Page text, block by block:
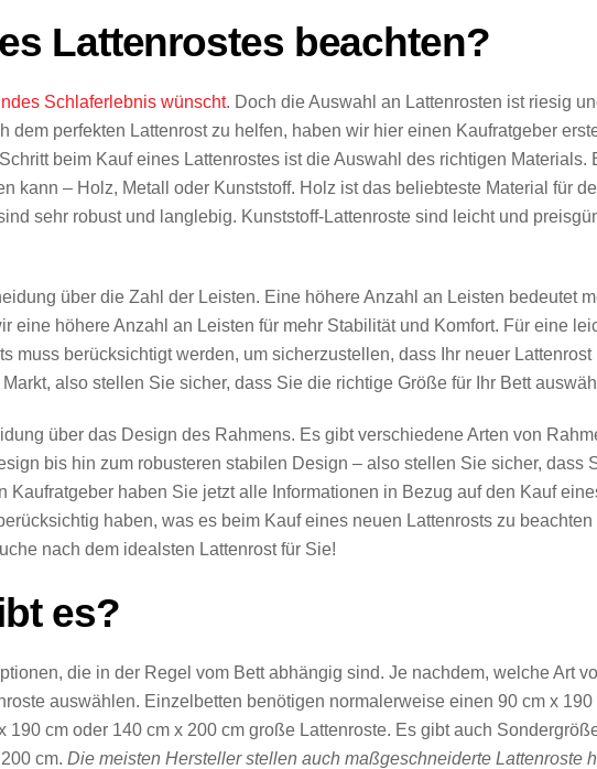
Lattenrostes beachten?
Schlaferlebnis wünscht. Doch die Auswahl an Lattenrosten ist riesig
perfekten Lattenrost zu helfen, haben wir hier einen Kaufratgeber
beim Kauf eines Lattenrostes ist die Auswahl des richtigen Materials.
kann – Holz, Metall oder Kunststoff. Holz ist das beliebteste Material für
sehr robust und langlebig. Kunststoff-Lattenroste sind leicht und
über die Zahl der Leisten. Eine höhere Anzahl an Leisten bedeutet
eine höhere Anzahl an Leisten für mehr Stabilität und Komfort. Für eine
muss berücksichtigt werden, um sicherzustellen, dass Ihr neuer Lattenrost
also stellen Sie sicher, dass Sie die richtige Größe für Ihr Bett
über das Design des Rahmens. Es gibt verschiedene Arten von
bis hin zum robusteren stabilen Design – also stellen Sie sicher, dass
haben Sie jetzt alle Informationen in Bezug auf den Kauf
haben, was es beim Kauf eines neuen Lattenrosts zu beachten
nach dem idealsten Lattenrost für Sie!
es?
die in der Regel vom Bett abhängig sind. Je nachdem, welche Art
auswählen. Einzelbetten benötigen normalerweise einen 90 cm x 190
cm oder 140 cm x 200 cm große Lattenroste. Es gibt auch
cm. Die meisten Hersteller stellen auch maßgeschneiderte Lattenroste